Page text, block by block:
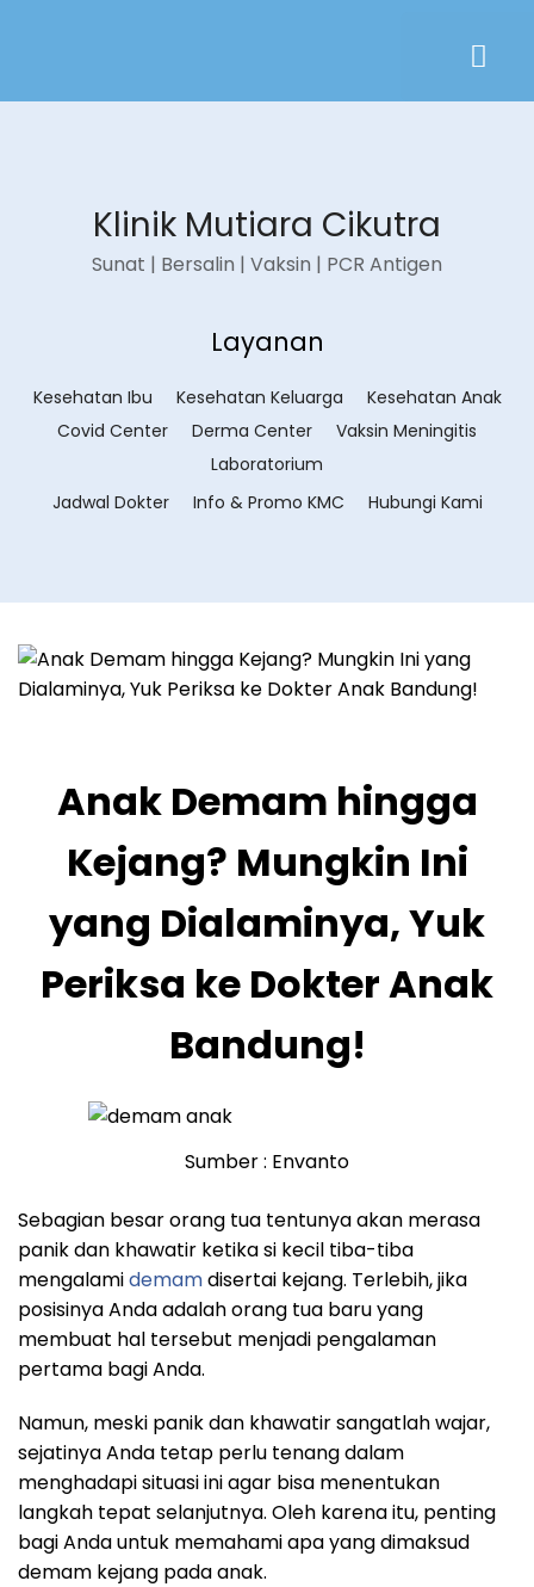
Klinik Mutiara Cikutra
Sunat | Bersalin | Vaksin | PCR Antigen
Layanan
Kesehatan Ibu Kesehatan Keluarga
Kesehatan Anak
Covid Center
Derma Center
Vaksin Meningitis
Laboratorium
Jadwal Dokter
Info & Promo KMC Hubungi Kami
Anak Demam hingga
Kejang? Mungkin Ini
yang Dialaminya, Yuk
Periksa ke Dokter Anak
Bandung!
Sumber : Envanto
Sebagian besar orang tua tentunya akan merasa
panik dan khawatir ketika si kecil tiba-tiba
mengalamidemamdisertai kejang. Terlebih, jika
posisinya Anda adalah orang tua baru yang
membuat hal tersebut menjadi pengalaman
pertama bagi Anda.
Namun, meski panik dan khawatir sangatlah wajar,
sejatinya Anda tetap perlu tenang dalam
menghadapi situasi ini agar bisa menentukan
langkah tepat selanjutnya. Oleh karena itu, penting
bagi Anda untuk memahami apa yang dimaksud
demam kejang pada anak.